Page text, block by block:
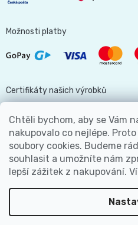
Chtěli bychom, aby se Vám
nakupovalo co nejlépe.
soubory cookies. Budeme
souhlasit a umožníte nám
lepší zážitek z nakupování.
Možnosti platby
Certifikáty našich výrobků
Jsme hlavní partnerem